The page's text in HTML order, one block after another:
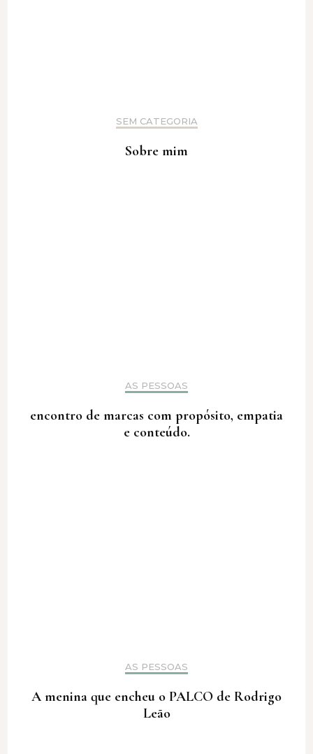
SEM CATEGORIA
Sobre mim
AS PESSOAS
encontro de marcas com propósito, empatia
e conteúdo.
AS PESSOAS
A menina que encheu o PALCO de Rodrigo
Leão